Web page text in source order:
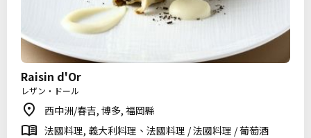
Raisin d'Or
レザン・ドール
西中洲/春吉, 博多, 福岡縣
法國料理, 義大利料理、法國料理 / 法國料理 / 葡萄酒